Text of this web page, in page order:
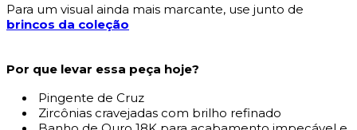
Para um visual ainda mais marcante, use junto de
brincos da coleção
Por que levar essa peça hoje?
Pingente de Cruz
Zircônias cravejadas com brilho refinado